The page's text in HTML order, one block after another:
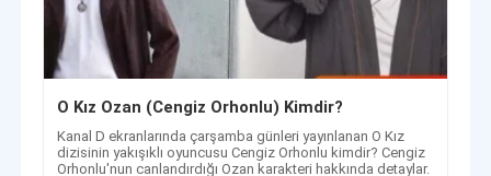
O Kız Ozan (Cengiz Orhonlu) Kimdir?
Kanal D ekranlarında çarşamba günleri yayınlanan O Kız
dizisinin yakışıklı oyuncusu Cengiz Orhonlu kimdir? Cengiz
Orhonlu'nun canlandırdığı Ozan karakteri hakkında detaylar.